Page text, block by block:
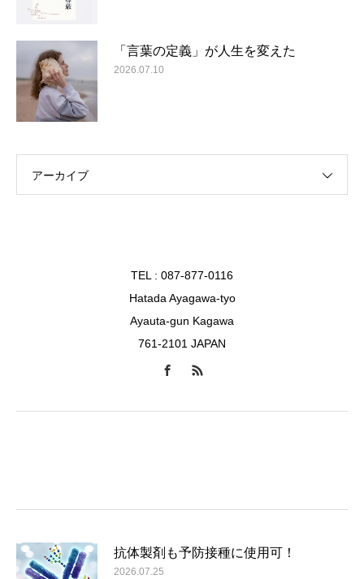
「言葉の定義」が人生を変えた
2026.07.10
アーカイブ
TEL : 087-877-0116
Hatada Ayagawa-tyo
Ayauta-gun Kagawa
761-2101 JAPAN
抗体製剤も予防接種に使用可！
2026.07.25